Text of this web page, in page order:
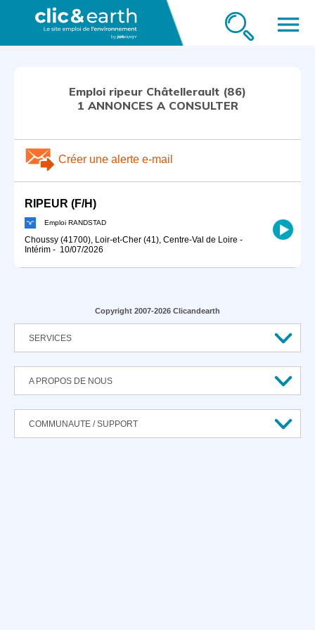
menu
Emploi ripeur Châtellerault (86)
1 ANNONCES A CONSULTER
Créer une alerte e-mail
RIPEUR (F/H)
Emploi RANDSTAD
Choussy (41700), Loir-et-Cher (41), Centre-Val de Loire -
Intérim - 10/07/2026
Copyright 2007-2026 Clicandearth
SERVICES
A PROPOS DE NOUS
COMMUNAUTE / SUPPORT